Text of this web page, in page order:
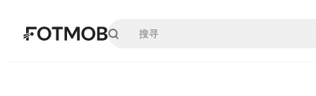
跳转到主要内容